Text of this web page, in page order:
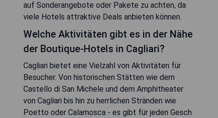
auf Sonderangebote oder Pakete zu achten, da
viele Hotels attraktive Deals anbieten können.
Welche Aktivitäten gibt es in der Nähe
der Boutique-Hotels in Cagliari?
Cagliari bietet eine Vielzahl von Aktivitäten für
Besucher. Von historischen Stätten wie dem
Castello di San Michele und dem Amphitheater
von Cagliari bis hin zu herrlichen Stränden wie
Poetto oder Calamosca - es gibt für jeden Gesch